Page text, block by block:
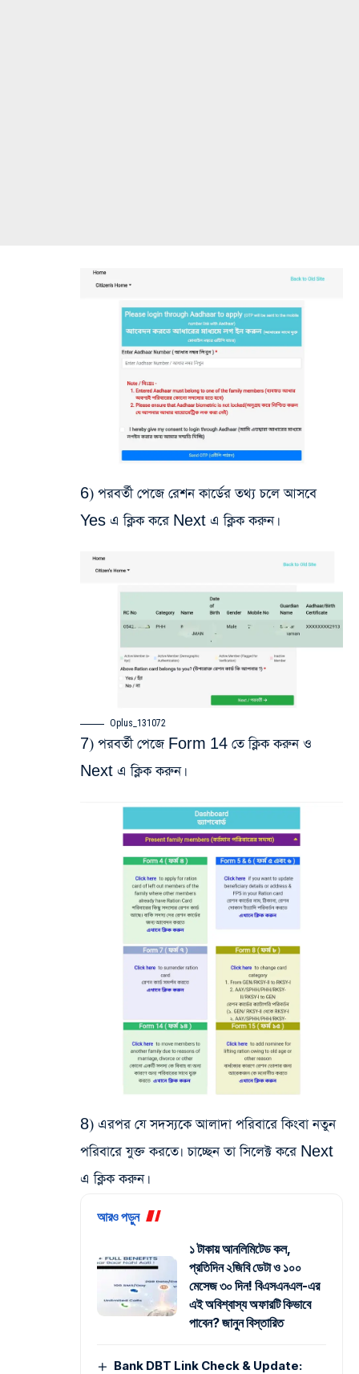
6) পরবর্তী পেজে রেশন কার্ডের তথ্য চলে আসবে
Yes এ ক্লিক করে Next এ ক্লিক করুন।
Oplus_131072
7) পরবর্তী পেজে Form 14 তে ক্লিক করুন ও
Next এ ক্লিক করুন।
8) এরপর যে সদস্যকে আলাদা পরিবারে কিংবা নতুন
পরিবারে যুক্ত করতে৷ চাচ্ছেন তা সিলেক্ট করে Next
এ ক্লিক করুন।
আরও পড়ুন
১ টাকায় আনলিমিটেড কল,
প্রতিদিন ২জিবি ডেটা ও ১০০
মেসেজ ৩০ দিন! বিএসএনএল-এর
এই অবিশ্বাস্য অফারটি কিভাবে
পাবেন? জানুন বিস্তারিত
Bank DBT Link Check & Update: